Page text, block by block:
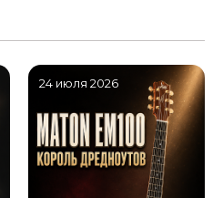
24 июля 2026